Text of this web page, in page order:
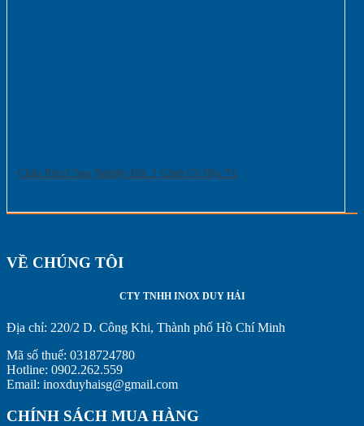
Chậu Rửa Công Nghiệp Đôi 2 Cánh Có Hộc Tủ
VỀ CHÚNG TÔI
CTY TNHH INOX DUY HẢI
Địa chỉ: 220/2 D. Công Khi, Thành phố Hồ Chí Minh
Mã số thuế: 0318724780
Hotline: 0902.262.559
Email: inoxduyhaisg@gmail.com
CHÍNH SÁCH MUA HÀNG